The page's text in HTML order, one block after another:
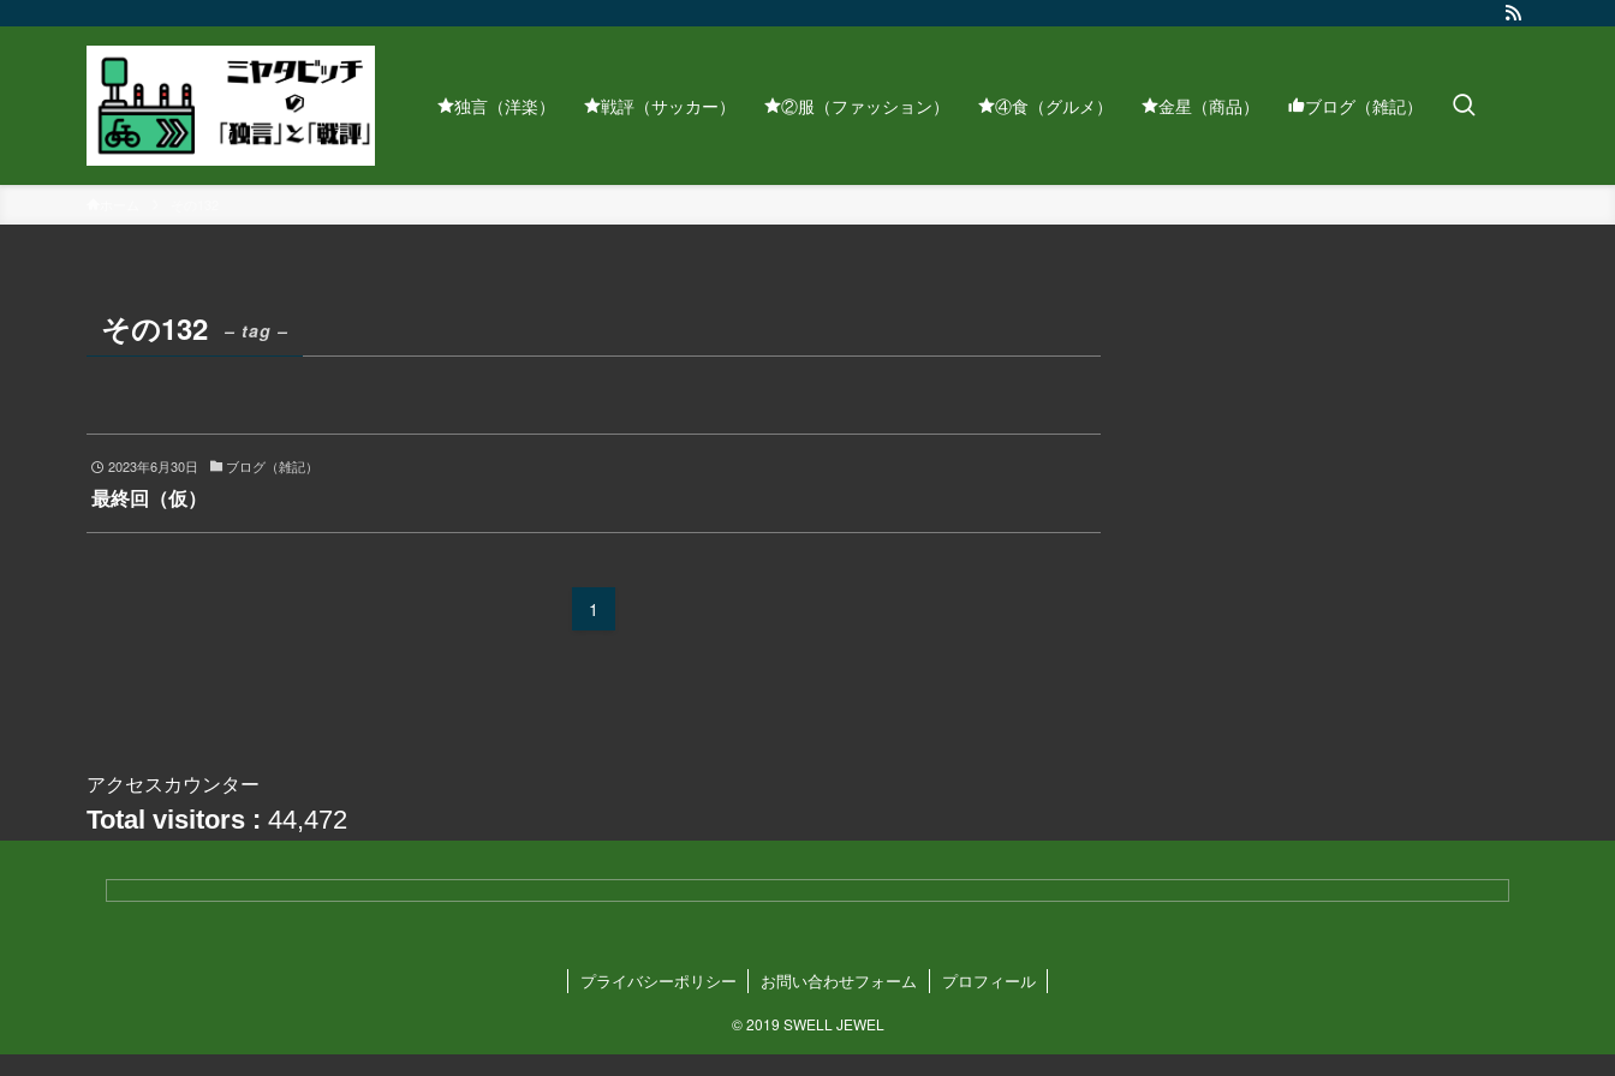
独言（洋楽） 戦評（サッカー） ②服（ファッション） ④食（グルメ） 金星（商品） ブログ（雑記）
その132 – tag –
2023年6月30日 ブログ（雑記）
最終回（仮）
1
アクセスカウンター
Total visitors : 44,472
プライバシーポリシー お問い合わせフォーム プロフィール
©2019 SWELL JEWEL